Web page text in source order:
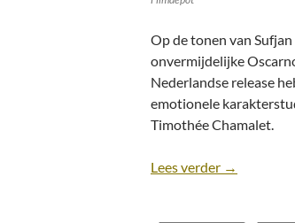
Op de tonen van Sufjan
onvermijdelijke
Nederlandse release
emotionele
Timothée Chamalet.
Lees verder Recensie:
→